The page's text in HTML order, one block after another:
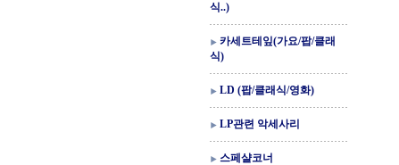
식..)
카세트테잎(가요/팝/클래
식)
LD (팝/클래식/영화)
LP관련 악세사리
스페샬코너